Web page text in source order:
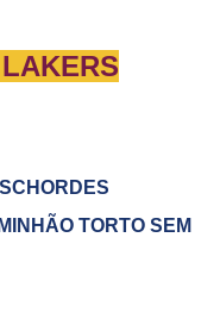
LAKERS
TORTO SEM